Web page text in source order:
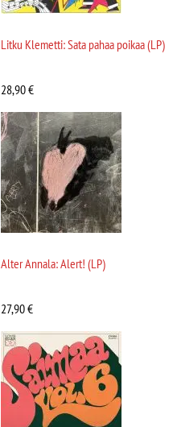
Litku Klemetti: Sata pahaa poikaa (LP)
28,90€
Alter Annala: Alert! (LP)
27,90€